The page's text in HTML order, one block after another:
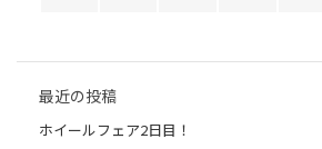
最近の投稿
ホイールフェア2日目！